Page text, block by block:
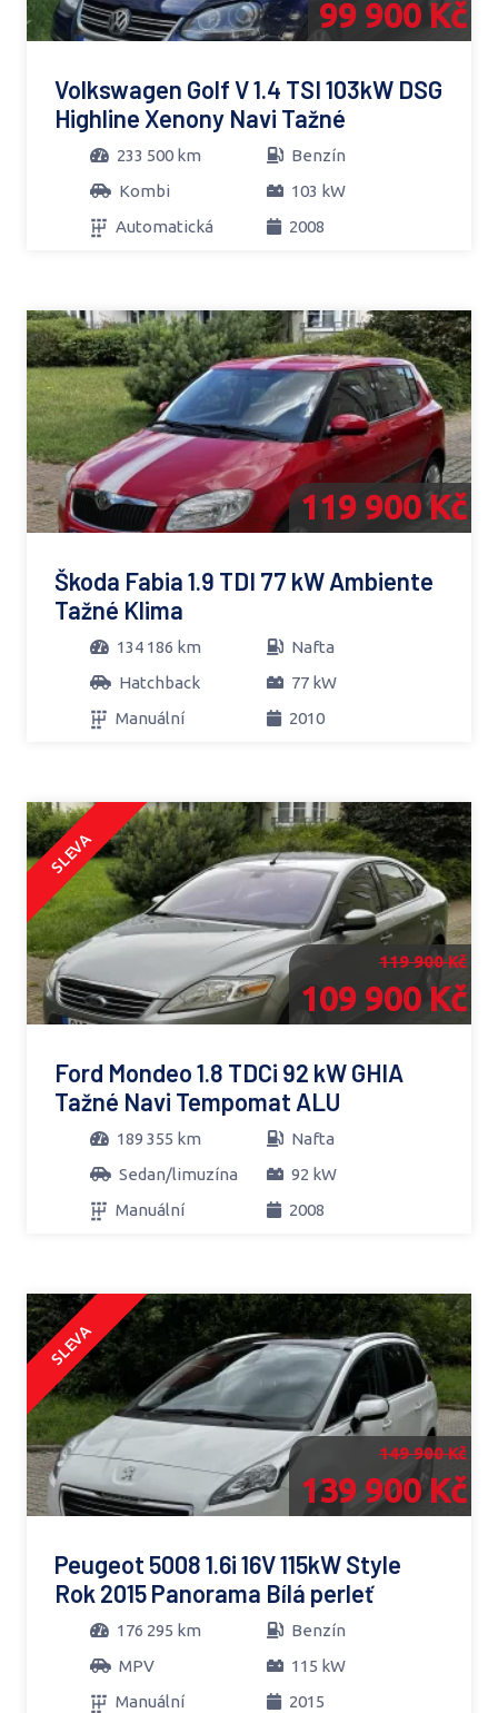
99 900 Kč
Volkswagen Golf V 1.4 TSI 103kW DSG
Highline Xenony Navi Tažné
233 500 km
Benzín
Kombi
103 kW
Automatická
2008
119 900 Kč
Škoda Fabia 1.9 TDI 77 kW Ambiente
Tažné Klima
134 186 km
Nafta
Hatchback
77 kW
Manuální
2010
SLEVA
119 900 Kč
109 900 Kč
Ford Mondeo 1.8 TDCi 92 kW GHIA
Tažné Navi Tempomat ALU
189 355 km
Nafta
Sedan/limuzína
92 kW
Manuální
2008
SLEVA
149 900 Kč
139 900 Kč
Peugeot 5008 1.6i 16V 115kW Style
Rok 2015 Panorama Bílá perleť
176 295 km
Benzín
MPV
115 kW
Manuální
2015